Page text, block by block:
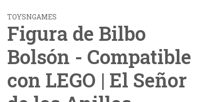
TOYSNGAMES
Figura de Bilbo
Bolsón - Compatible
con LEGO | El Señor